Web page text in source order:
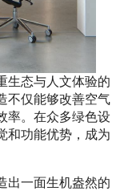
生态与人文体验的
不仅能够改善空气
率。在众多绿色设
和功能优势，成为
出一面生机盎然的